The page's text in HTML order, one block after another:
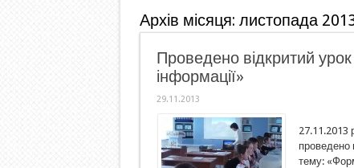
Архів місяця: листопада
Проведено відкритий
інформації»
29.11.2013
27.11.2013
проведено
тему: